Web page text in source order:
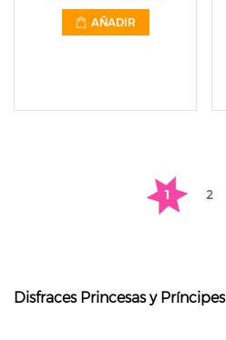
AÑADIR
1 2
Disfraces Princesas y Príncipes